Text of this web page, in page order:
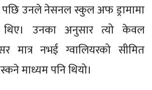
पछि उनले नेसनल स्कुल अफ ड्रामामा
उनका अनुसार त्यो केवल
मात्र नभई ग्वालियरको सीमित
माध्यम पनि थियो।